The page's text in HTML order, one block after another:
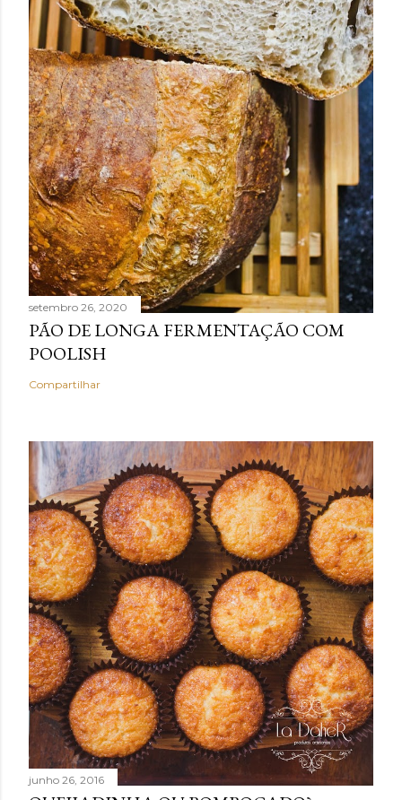
setembro 26, 2020
PÃO DE LONGA FERMENTAÇÃO COM
POOLISH
Compartilhar
junho 26, 2016